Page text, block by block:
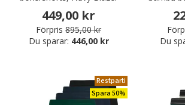
449,00 kr
Förpris 895,00 kr
Du sparar: 446,00 kr
Du
Restparti
Spara 50%